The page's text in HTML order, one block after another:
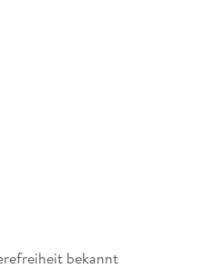
bekannt